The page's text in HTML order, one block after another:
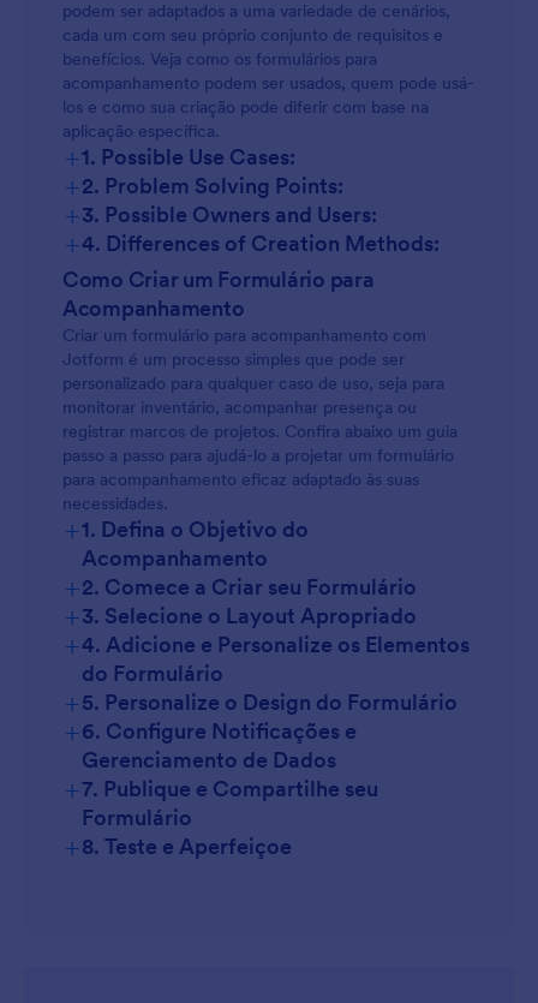
podem ser adaptados a uma variedade de cenários,
cada um com seu próprio conjunto de requisitos e
benefícios. Veja como os formulários para
acompanhamento podem ser usados, quem pode usá-
los e como sua criação pode diferir com base na
aplicação específica.
+1. Possible Use Cases:
+2. Problem Solving Points:
+3. Possible Owners and Users:
+4. Differences of Creation Methods:
Acompanhamento de Inventário:
Acompanhamento de Presença:
Acompanhamento de Despesas:
Acompanhamento de Projetos:
Como Criar um Formulário para
Acompanhamento
Criar um formulário para acompanhamento com
Jotform é um processo simples que pode ser
personalizado para qualquer caso de uso, seja para
monitorar inventário, acompanhar presença ou
registrar marcos de projetos. Confira abaixo um guia
passo a passo para ajudá-lo a projetar um formulário
para acompanhamento eficaz adaptado às suas
necessidades.
+1. Defina o Objetivo do
Acompanhamento
+2. Comece a Criar seu Formulário
+3. Selecione o Layout Apropriado
+4. Adicione e Personalize os Elementos
do Formulário
Campos Básicos:
Campos Especializados:
+5. Personalize o Design do Formulário
+6. Configure Notificações e
Gerenciamento de Dados
+7. Publique e Compartilhe seu
Formulário
+8. Teste e Aperfeiçoe